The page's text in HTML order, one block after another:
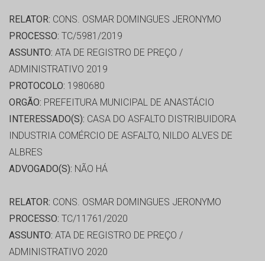
RELATOR: CONS. OSMAR DOMINGUES JERONYMO
PROCESSO: TC/5981/2019
ASSUNTO: ATA DE REGISTRO DE PREÇO /
ADMINISTRATIVO 2019
PROTOCOLO: 1980680
ORGÃO: PREFEITURA MUNICIPAL DE ANASTÁCIO
INTERESSADO(S): CASA DO ASFALTO DISTRIBUIDORA
INDUSTRIA COMÉRCIO DE ASFALTO, NILDO ALVES DE
ALBRES
ADVOGADO(S): NÃO HÁ
RELATOR: CONS. OSMAR DOMINGUES JERONYMO
PROCESSO: TC/11761/2020
ASSUNTO: ATA DE REGISTRO DE PREÇO /
ADMINISTRATIVO 2020